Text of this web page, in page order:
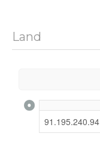
Land
91.195.240.94